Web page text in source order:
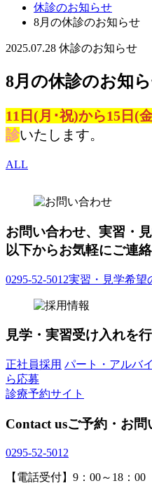
休診のお知らせ
8月の休診のお知らせ
2025.07.28 休診のお知らせ
8月の休診のお知
11日(月･祝)から15日(
診いたします。
ALL
お問い合わせ、実習・
以下からお気軽にご連絡
0295-52-5012実習・見学希望
見学・実習受け入れを
正社員採用 パート・アルバ
ら応募
診療予約サイト
Contact usご予約・お問
0295-52-5012
【電話受付】9：00～18：00